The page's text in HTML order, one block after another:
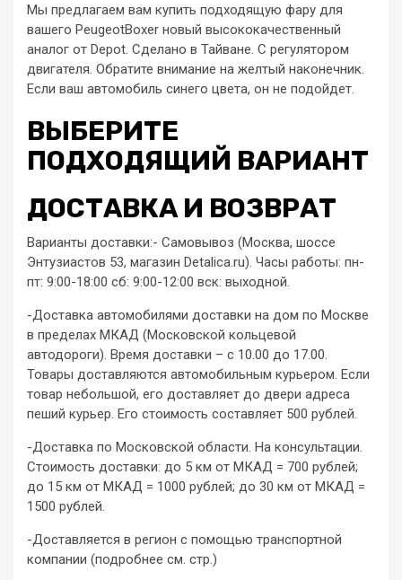
Мы предлагаем вам купить подходящую фару для
вашего PeugeotBoxer новый высококачественный
аналог от Depot. Сделано в Тайване. С регулятором
двигателя. Обратите внимание на желтый наконечник.
Если ваш автомобиль синего цвета, он не подойдет.
ВЫБЕРИТЕ
ПОДХОДЯЩИЙ ВАРИАНТ
ДОСТАВКА И ВОЗВРАТ
Варианты доставки:- Самовывоз (Москва, шоссе
Энтузиастов 53, магазин Detalica.ru). Часы работы: пн-
пт: 9:00-18:00 сб: 9:00-12:00 вск: выходной.
-Доставка автомобилями доставки на дом по Москве
в пределах МКАД (Московской кольцевой
автодороги). Время доставки – с 10.00 до 17.00.
Товары доставляются автомобильным курьером. Если
товар небольшой, его доставляет до двери адреса
пеший курьер. Его стоимость составляет 500 рублей.
-Доставка по Московской области. На консультации.
Стоимость доставки: до 5 км от МКАД = 700 рублей;
до 15 км от МКАД = 1000 рублей; до 30 км от МКАД =
1500 рублей.
-Доставляется в регион с помощью транспортной
компании (подробнее см. стр.)